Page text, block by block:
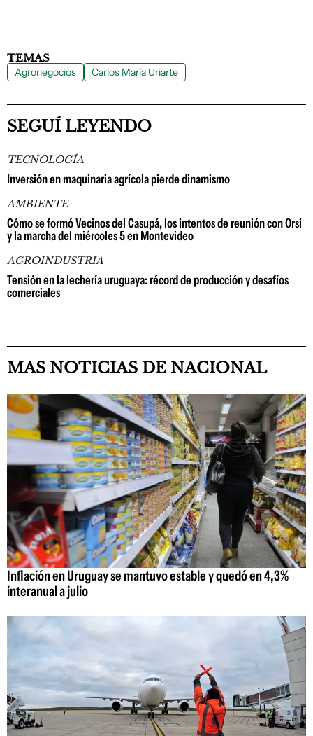
TEMAS
Agronegocios Carlos María Uriarte
SEGUÍ LEYENDO
TECNOLOGÍA
Inversión en maquinaria agrícola pierde dinamismo
AMBIENTE
Cómo se formó Vecinos del Casupá, los intentos de reunión con Orsi
y la marcha del miércoles 5 en Montevideo
AGROINDUSTRIA
Tensión en la lechería uruguaya: récord de producción y desafíos
comerciales
MAS NOTICIAS DE NACIONAL
Inflación en Uruguay se mantuvo estable y quedó en 4,3%
interanual a julio